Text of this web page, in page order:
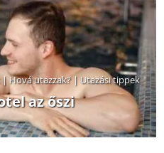
|Hová utazzak?|Utazási tippek
az őszi